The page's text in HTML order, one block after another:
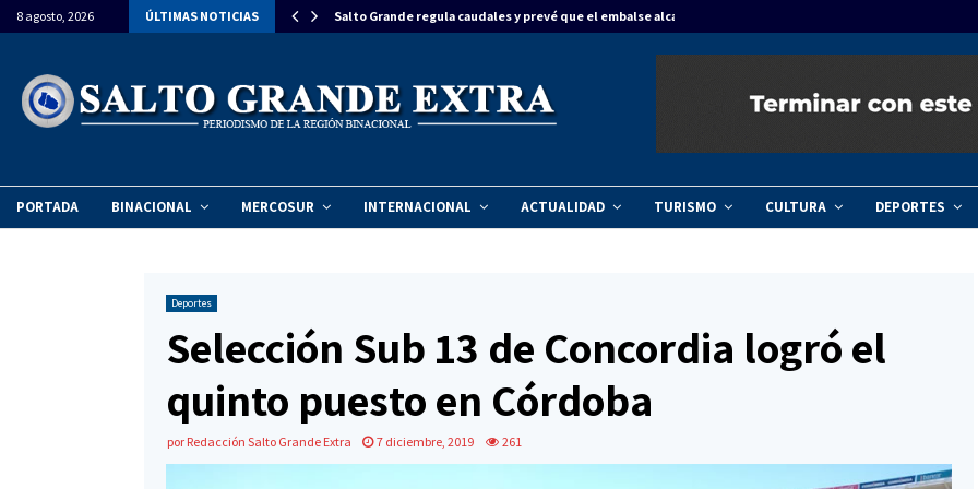
8 agosto, 2026 ÚLTIMAS NOTICIAS
una inversión de $270 millones para… Salto Grande regula caudales y prevé que el embalse alcance…
PORTADA BINACIONAL MERCOSUR INTERNACIONAL ACTUALIDAD TURISMO CULTURA DEPORTES
Deportes
Selección Sub 13 de Concordia logró el
quinto puesto en Córdoba
por Redacción Salto Grande Extra 7 diciembre, 2019 261